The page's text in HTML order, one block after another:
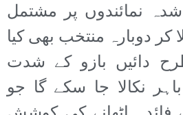
نمائندوں پر مشتمل
کر دوبارہ منتخب بھی کیا
دائیں بازو کے شدت
نکالا جا سکے گا جو